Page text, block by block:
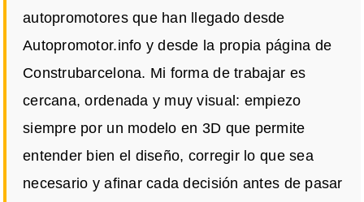
autopromotores que han llegado desde
Autopromotor.info y desde la propia página de
Construbarcelona. Mi forma de trabajar es
cercana, ordenada y muy visual: empiezo
siempre por un modelo en 3D que permite
entender bien el diseño, corregir lo que sea
necesario y afinar cada decisión antes de pasar